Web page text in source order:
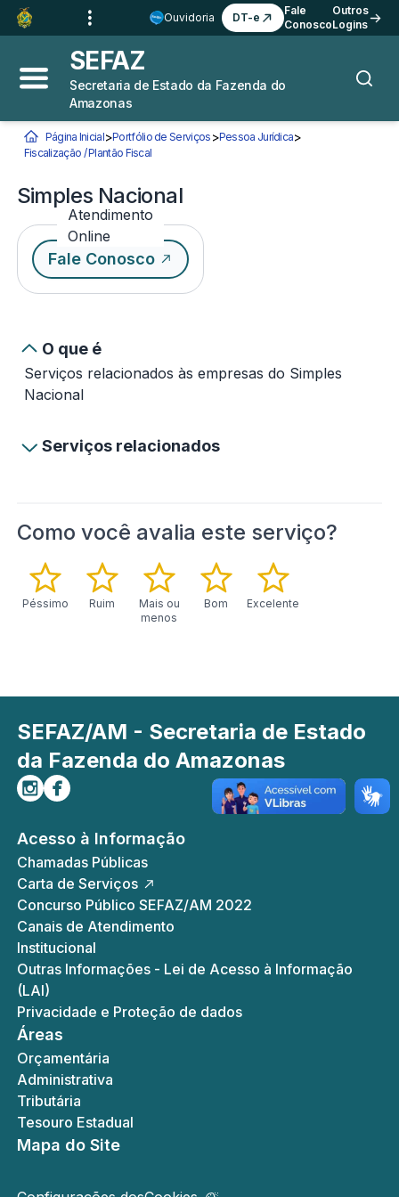
Ir para o
Conteúdo
Ir para a
Navegação 3
Ir para o
Rodapé 4
Ouvidoria DT-e
Fale
Conosco
Outros
Logins
Abrir menu principal
SEFAZ
Secretaria de Estado da Fazenda do
Amazonas
Você está aqui:
Página Inicial>Portfólio de Serviços >Pessoa Jurídica>
Fiscalização / Plantão FiscalSimples Nacional
Simples Nacional
Atendimento
Online
Fale Conosco
O que é
Serviços relacionados às empresas do Simples
Nacional
Serviços relacionados
Como você avalia este serviço?
Péssimo Ruim
Mais ou
menos
Bom Excelente
SEFAZ/AM - Secretaria de Estado
da Fazenda do Amazonas
Siga-nos no Instagram
Curta-nos no Facebook
Acesso à Informação
Chamadas Públicas
Carta de Serviços
Concurso Público SEFAZ/AM 2022
Canais de Atendimento
Institucional
Outras Informações - Lei de Acesso à Informação
(LAI)
Privacidade e Proteção de dados
Áreas
Orçamentária
Administrativa
Tributária
Tesouro Estadual
Mapa do Site